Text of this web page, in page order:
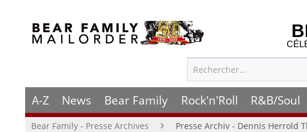
A-Z News Bear Family Rock'n'Roll R&B/Soul
Bear Family - Presse Archives Presse Archiv - Dennis Herrold